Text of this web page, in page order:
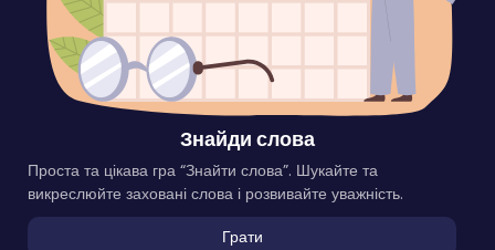
Знайди слова
Проста та цікава гра “Знайти слова”. Шукайте та
викреслюйте заховані слова і розвивайте уважність.
Грати